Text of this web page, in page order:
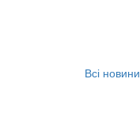
Всі новини